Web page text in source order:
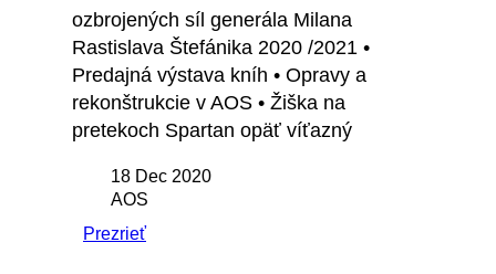
ozbrojených síl generála Milana
Rastislava Štefánika 2020 /2021 •
Predajná výstava kníh • Opravy a
rekonštrukcie v AOS • Žiška na
pretekoch Spartan opäť víťazný
18 Dec 2020
AOS
Prezrieť